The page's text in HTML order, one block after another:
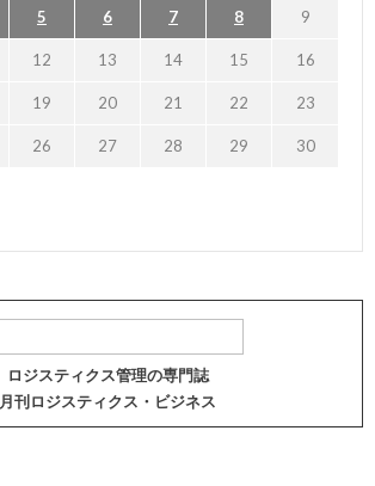
5 6 7 8 9
12 13 14 15 16
19 20 21 22 23
26 27 28 29 30
ロジスティクス管理の専門誌
月刊ロジスティクス・ビジネス